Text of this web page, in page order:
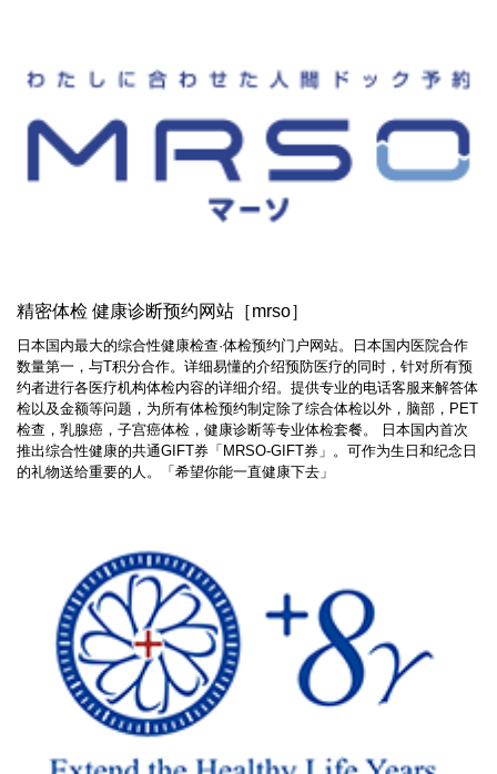
精密体检 健康诊断预约网站［mrso］
日本国内最大的综合性健康检查·体检预约门户网站。日本国内医院合作
数量第一，与T积分合作。详细易懂的介绍预防医疗的同时，针对所有预
约者进行各医疗机构体检内容的详细介绍。提供专业的电话客服来解答体
检以及金额等问题，为所有体检预约制定除了综合体检以外，脑部，PET
检查，乳腺癌，子宫癌体检，健康诊断等专业体检套餐。 日本国内首次
推出综合性健康的共通GIFT券「MRSO-GIFT券」。可作为生日和纪念日
的礼物送给重要的人。「希望你能一直健康下去」